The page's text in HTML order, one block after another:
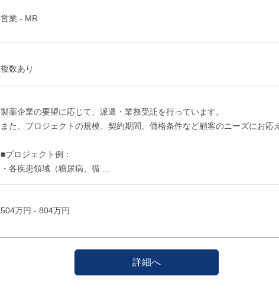
営業 - MR
複数あり
製薬企業の要望に応じて、派遣・業務受託を行っています。
また、プロジェクトの規模、契約期間、価格条件など顧客のニーズにお応
■プロジェクト例：
・各疾患領域（糖尿病、循
504万円 - 804万円
詳細へ